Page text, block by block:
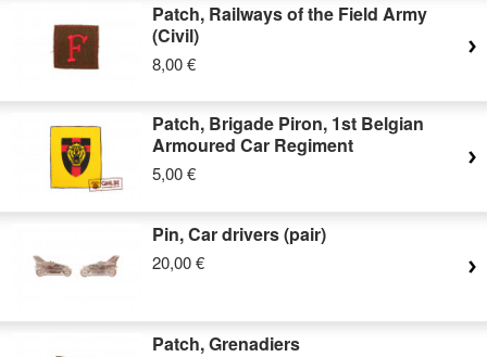
Patch, Railways of the Field Army
(Civil)
8,00 €
Patch, Brigade Piron, 1st Belgian
Armoured Car Regiment
5,00 €
Pin, Car drivers (pair)
20,00 €
Patch, Grenadiers